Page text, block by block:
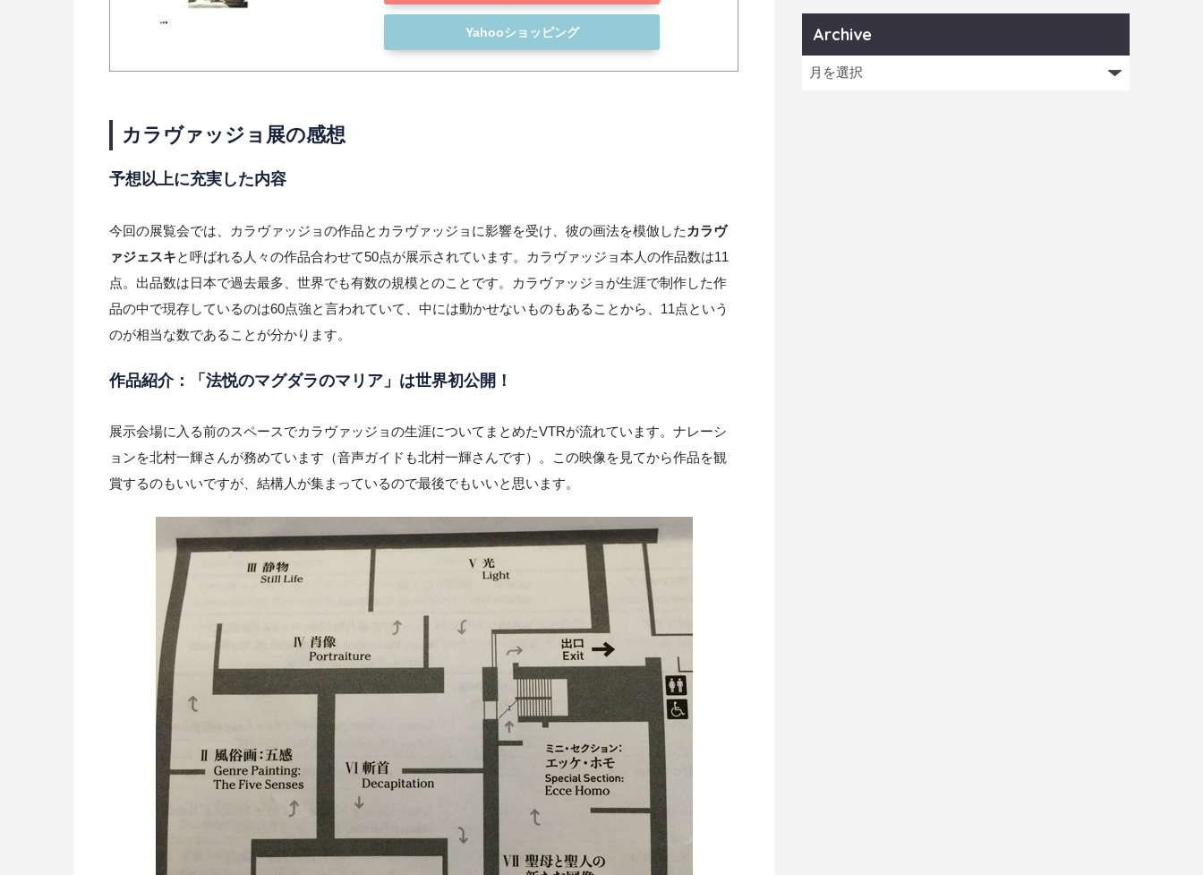
Yahooショッピング
カラヴァッジョ展の感想
予想以上に充実した内容
今回の展覧会では、カラヴァッジョの作品とカラヴァッジョに影響を受け、彼の画法を模倣した カラヴ
ァジェスキと呼ばれる人々の作品合わせて50点が展示されています。カラヴァッジョ本人の作品数は11
点。出品数は日本で過去最多、世界でも有数の規模とのことです。カラヴァッジョが生涯で制作した作
品の中で現存しているのは60点強と言われていて、中には動かせないものもあることから、11点という
のが相当な数であることが分かります。
作品紹介：「法悦のマグダラのマリア」は世界初公開！
展示会場に入る前のスペースでカラヴァッジョの生涯についてまとめたVTRが流れています。ナレーシ
ョンを北村一輝さんが務めています（音声ガイドも北村一輝さんです）。この映像を見てから作品を観
賞するのもいいですが、結構人が集まっているので最後でもいいと思います。
Archive